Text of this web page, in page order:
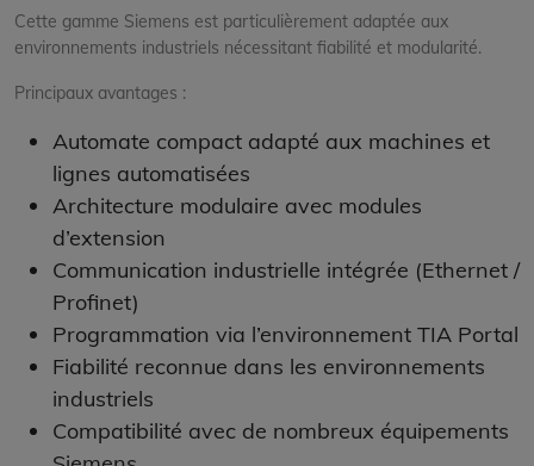
Cette gamme Siemens est particulièrement adaptée aux
environnements industriels nécessitant fiabilité et modularité.
Principaux avantages :
Automate compact adapté aux machines et
lignes automatisées
Architecture modulaire avec modules
d’extension
Communication industrielle intégrée (Ethernet /
Profinet)
Programmation via l’environnement TIA Portal
Fiabilité reconnue dans les environnements
industriels
Compatibilité avec de nombreux équipements